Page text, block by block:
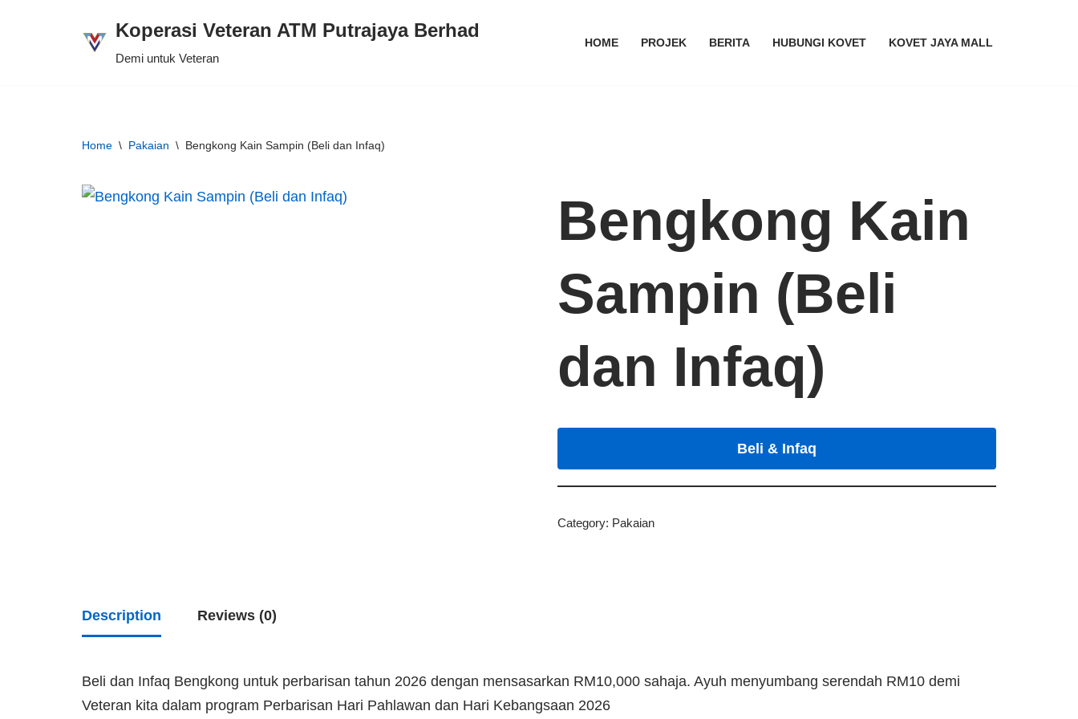
Koperasi Veteran ATM Putrajaya Berhad
Demi untuk Veteran
HOME PROJEK BERITA HUBUNGI KOVET KOVET JAYA MALL
Home \ Pakaian \ Bengkong Kain Sampin (Beli dan Infaq)
Bengkong Kain
Sampin (Beli
dan Infaq)
Beli & Infaq
Category: Pakaian
Description Reviews (0)
Beli dan Infaq Bengkong untuk perbarisan tahun 2026 dengan mensasarkan RM10,000 sahaja. Ayuh menyumbang serendah RM10 demi
Veteran kita dalam program Perbarisan Hari Pahlawan dan Hari Kebangsaan 2026